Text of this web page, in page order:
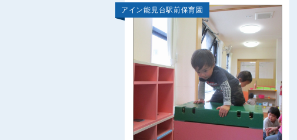
アイン能見台駅前保育園